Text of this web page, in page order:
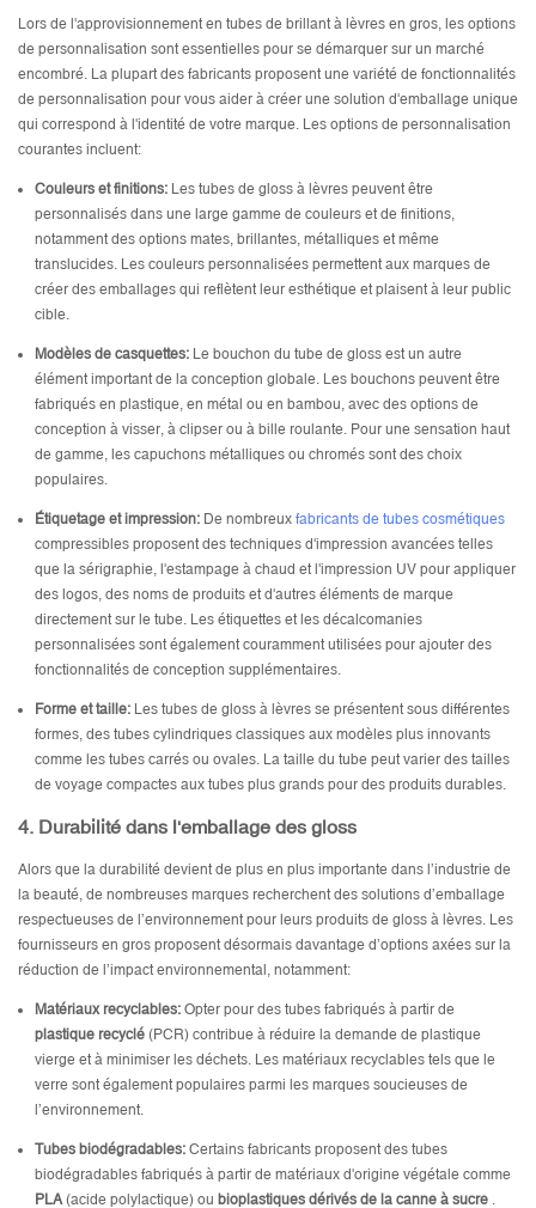
Lors de l'approvisionnement en tubes de brillant à lèvres en gros, les options
de personnalisation sont essentielles pour se démarquer sur un marché
encombré. La plupart des fabricants proposent une variété de fonctionnalités
de personnalisation pour vous aider à créer une solution d'emballage unique
qui correspond à l'identité de votre marque. Les options de personnalisation
courantes incluent:
Couleurs et finitions: Les tubes de gloss à lèvres peuvent être
personnalisés dans une large gamme de couleurs et de finitions,
notamment des options mates, brillantes, métalliques et même
translucides. Les couleurs personnalisées permettent aux marques de
créer des emballages qui reflètent leur esthétique et plaisent à leur public
cible.
Modèles de casquettes: Le bouchon du tube de gloss est un autre
élément important de la conception globale. Les bouchons peuvent être
fabriqués en plastique, en métal ou en bambou, avec des options de
conception à visser, à clipser ou à bille roulante. Pour une sensation haut
de gamme, les capuchons métalliques ou chromés sont des choix
populaires.
Étiquetage et impression: De nombreuxfabricants de tubes cosmétiques
compressibles proposent des techniques d'impression avancées telles
que la sérigraphie, l'estampage à chaud et l'impression UV pour appliquer
des logos, des noms de produits et d'autres éléments de marque
directement sur le tube. Les étiquettes et les décalcomanies
personnalisées sont également couramment utilisées pour ajouter des
fonctionnalités de conception supplémentaires.
Forme et taille: Les tubes de gloss à lèvres se présentent sous différentes
formes, des tubes cylindriques classiques aux modèles plus innovants
comme les tubes carrés ou ovales. La taille du tube peut varier des tailles
de voyage compactes aux tubes plus grands pour des produits durables.
4. Durabilité dans l'emballage des gloss
Alors que la durabilité devient de plus en plus importante dans l’industrie de
la beauté, de nombreuses marques recherchent des solutions d’emballage
respectueuses de l’environnement pour leurs produits de gloss à lèvres. Les
fournisseurs en gros proposent désormais davantage d’options axées sur la
réduction de l’impact environnemental, notamment:
Matériaux recyclables:Opter pour des tubes fabriqués à partir de
plastique recyclé(PCR) contribue à réduire la demande de plastique
vierge et à minimiser les déchets. Les matériaux recyclables tels que le
verre sont également populaires parmi les marques soucieuses de
l’environnement.
Tubes biodégradables:Certains fabricants proposent des tubes
biodégradables fabriqués à partir de matériaux d'origine végétale comme
PLA(acide polylactique) ou bioplastiques dérivés de la canne à sucre .